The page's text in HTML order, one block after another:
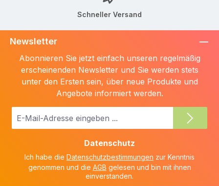
Schneller Versand
Newsletter
Abonnieren Sie jetzt einfach unseren regelmäßig
erscheinenden Newsletter und Sie werden stets
unter den Ersten sein, über neue Produkte und
Angebote informiert werden.
E-
Datenschutz
Ich habe die Datenschutzbestimmungen zur Kenntnis
genommen und die AGB gelesen und bin mit ihnen
einverstanden.